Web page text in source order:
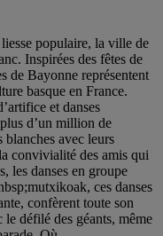
populaire, la ville de
Inspirées des fêtes de
de Bayonne représentent
basque en France.
et danses
d’un million de
avec leurs
convivialité des amis qui
les danses en groupe
ces danses
confèrent toute son
le défilé des géants, même